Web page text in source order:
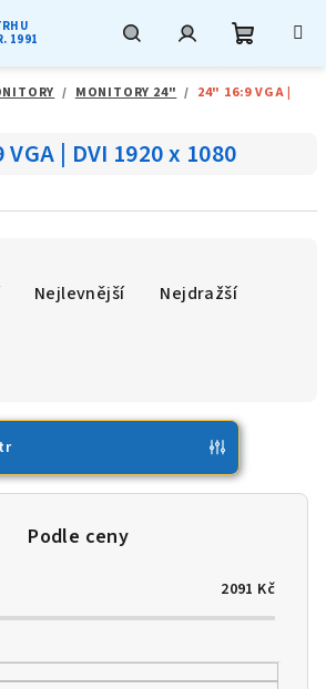
1991
/ MONITORY 24" / 24" 16:9 VGA |
| DVI 1920 x 1080
Nejlevnější Nejdražší
2091 Kč